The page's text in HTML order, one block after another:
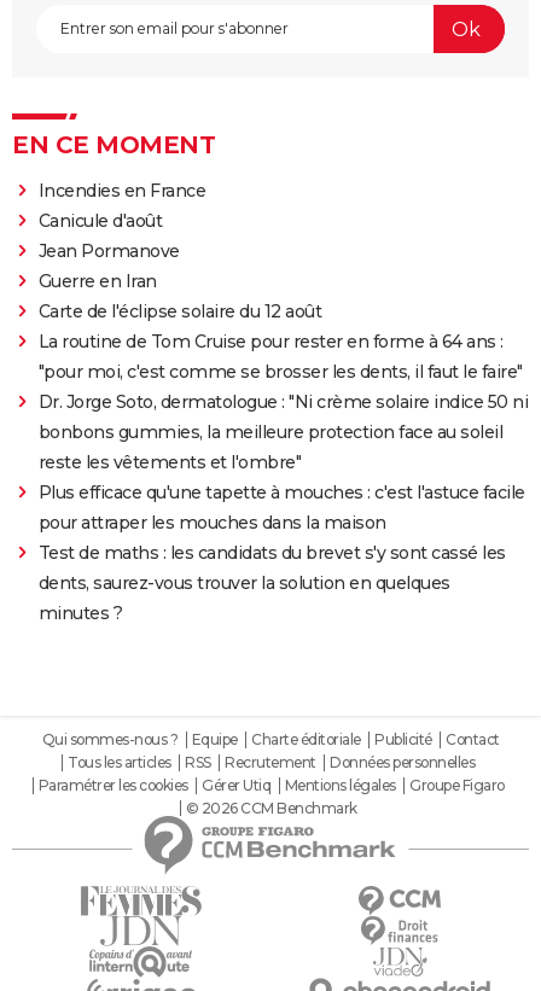
EN CE MOMENT
Incendies en France
Canicule d'août
Jean Pormanove
Guerre en Iran
Carte de l'éclipse solaire du 12 août
La routine de Tom Cruise pour rester en forme à 64 ans :
"pour moi, c'est comme se brosser les dents, il faut le faire"
Dr. Jorge Soto, dermatologue : "Ni crème solaire indice 50 ni
bonbons gummies, la meilleure protection face au soleil
reste les vêtements et l'ombre"
Plus efficace qu'une tapette à mouches : c'est l'astuce facile
pour attraper les mouches dans la maison
Test de maths : les candidats du brevet s'y sont cassé les
dents, saurez-vous trouver la solution en quelques
minutes ?
Qui sommes-nous ? Equipe Charte éditoriale Publicité
Contact
Tous les articles
RSS Recrutement
Données personnelles
Paramétrer les cookies
Gérer Utiq Mentions légales
Groupe Figaro
© 2026 CCM Benchmark